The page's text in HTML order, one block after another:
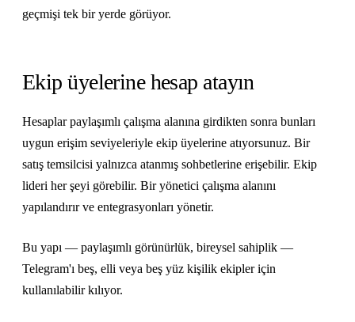
geçmişi tek bir yerde görüyor.
Ekip üyelerine hesap atayın
Hesaplar paylaşımlı çalışma alanına girdikten sonra bunları
uygun erişim seviyeleriyle ekip üyelerine atıyorsunuz. Bir
satış temsilcisi yalnızca atanmış sohbetlerine erişebilir. Ekip
lideri her şeyi görebilir. Bir yönetici çalışma alanını
yapılandırır ve entegrasyonları yönetir.
Bu yapı — paylaşımlı görünürlük, bireysel sahiplik —
Telegram'ı beş, elli veya beş yüz kişilik ekipler için
kullanılabilir kılıyor.